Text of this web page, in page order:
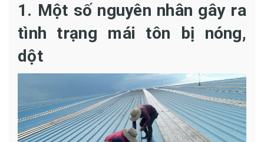
1. Một số nguyên nhân gây ra
tình trạng mái tôn bị nóng,
dột